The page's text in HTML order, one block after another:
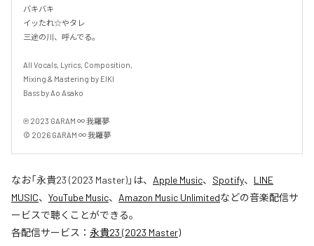
バキバキ
イッたれ☆やタレ
三途の川、呼んでる。
All Vocals, Lyrics, Composition,
Mixing & Mastering by EIKI
Bass by Ao Asako
℗ 2023 GARAM ∞ 我羅夢
© 2026 GARAM ∞ 我羅夢
なお「永貴23 (2023 Master)」は、 Apple Music、 Spotify、 LINE
MUSIC、 YouTube Music、 Amazon Music Unlimitedなどの音楽配信サ
ービスで聴くことができる。
各配信サービス： 永貴23 (2023 Master)